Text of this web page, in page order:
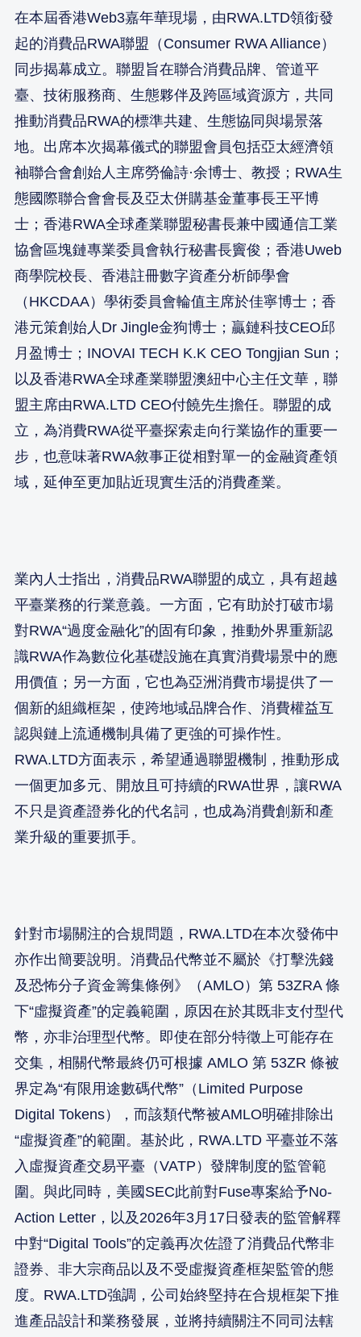
在本屆香港Web3嘉年華現場，由RWA.LTD領銜發
起的消費品RWA聯盟（Consumer RWA Alliance）
同步揭幕成立。聯盟旨在聯合消費品牌、管道平
臺、技術服務商、生態夥伴及跨區域資源方，共同
推動消費品RWA的標準共建、生態協同與場景落
地。出席本次揭幕儀式的聯盟會員包括亞太經濟領
袖聯合會創始人主席勞倫詩·余博士、教授；RWA生
態國際聯合會會長及亞太併購基金董事長王平博
士；香港RWA全球產業聯盟秘書長兼中國通信工業
協會區塊鏈專業委員會執行秘書長竇俊；香港Uweb
商學院校長、香港註冊數字資產分析師學會
（HKCDAA）學術委員會輪值主席於佳寧博士；香
港元策創始人Dr Jingle金狗博士；贏鏈科技CEO邱
月盈博士；INOVAI TECH K.K CEO Tongjian Sun；
以及香港RWA全球產業聯盟澳紐中心主任文華，聯
盟主席由RWA.LTD CEO付饒先生擔任。聯盟的成
立，為消費RWA從平臺探索走向行業協作的重要一
步，也意味著RWA敘事正從相對單一的金融資產領
域，延伸至更加貼近現實生活的消費產業。
業內人士指出，消費品RWA聯盟的成立，具有超越
平臺業務的行業意義。一方面，它有助於打破市場
對RWA“過度金融化”的固有印象，推動外界重新認
識RWA作為數位化基礎設施在真實消費場景中的應
用價值；另一方面，它也為亞洲消費市場提供了一
個新的組織框架，使跨地域品牌合作、消費權益互
認與鏈上流通機制具備了更強的可操作性。
RWA.LTD方面表示，希望通過聯盟機制，推動形成
一個更加多元、開放且可持續的RWA世界，讓RWA
不只是資產證券化的代名詞，也成為消費創新和產
業升級的重要抓手。
針對市場關注的合規問題，RWA.LTD在本次發佈中
亦作出簡要說明。消費品代幣並不屬於《打擊洗錢
及恐怖分子資金籌集條例》（AMLO）第 53ZRA 條
下“虛擬資產”的定義範圍，原因在於其既非支付型代
幣，亦非治理型代幣。即使在部分特徵上可能存在
交集，相關代幣最終仍可根據 AMLO 第 53ZR 條被
界定為“有限用途數碼代幣”（Limited Purpose
Digital Tokens），而該類代幣被AMLO明確排除出
“虛擬資產”的範圍。基於此，RWA.LTD 平臺並不落
入虛擬資產交易平臺（VATP）發牌制度的監管範
圍。與此同時，美國SEC此前對Fuse專案給予No-
Action Letter，以及2026年3月17日發表的監管解釋
中對“Digital Tools”的定義再次佐證了消費品代幣非
證券、非大宗商品以及不受虛擬資產框架監管的態
度。RWA.LTD強調，公司始終堅持在合規框架下推
進產品設計和業務發展，並將持續關注不同司法轄